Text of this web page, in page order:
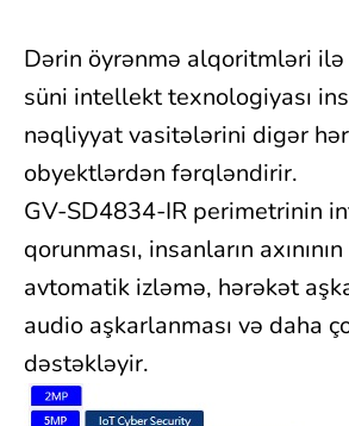
Dərin öyrənmə alqoritmləri
süni intellekt texnologiyası
nəqliyyat vasitələrini digər
obyektlərdən fərqləndirir.
GV-SD4834-IR perimetrinin
qorunması, insanların
avtomatik izləmə, hərəkət
audio aşkarlanması və daha
dəstəkləyir.